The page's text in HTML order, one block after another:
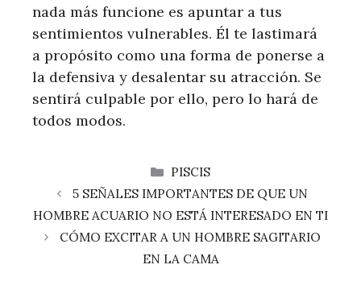
nada más funcione es apuntar a tus
sentimientos vulnerables. Él te lastimará
a propósito como una forma de ponerse a
la defensiva y desalentar su atracción. Se
sentirá culpable por ello, pero lo hará de
todos modos.
CATEGORÍAS
PISCIS
5 SEÑALES IMPORTANTES DE QUE UN
HOMBRE ACUARIO NO ESTÁ INTERESADO EN TI
CÓMO EXCITAR A UN HOMBRE SAGITARIO
EN LA CAMA